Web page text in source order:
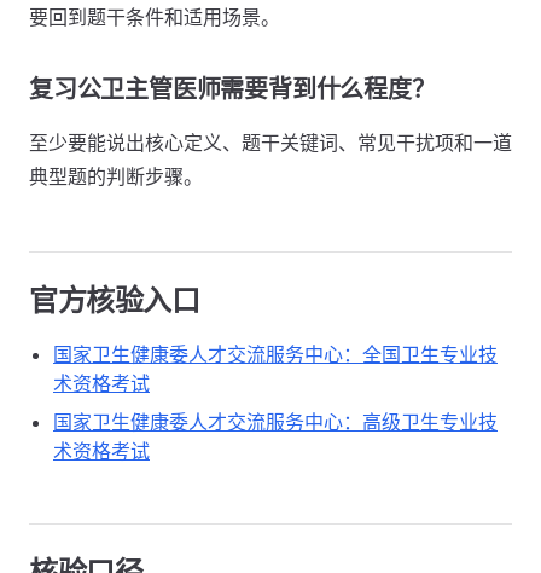
要回到题干条件和适用场景。
复习公卫主管医师需要背到什么程度？
至少要能说出核心定义、题干关键词、常见干扰项和一道
典型题的判断步骤。
官方核验入口
国家卫生健康委人才交流服务中心：全国卫生专业技
术资格考试
国家卫生健康委人才交流服务中心：高级卫生专业技
术资格考试